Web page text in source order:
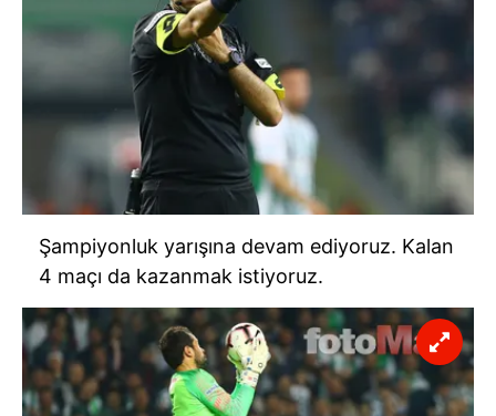
Şampiyonluk yarışına devam ediyoruz. Kalan
4 maçı da kazanmak istiyoruz.